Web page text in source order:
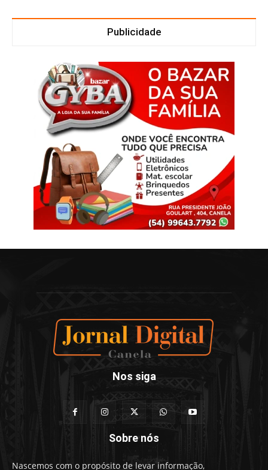
Publicidade
Nos siga
Sobre nós
Nascemos com o propósito de levar informação,